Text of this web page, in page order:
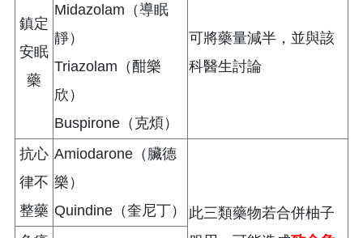
鎮定
安眠
藥
Midazolam（導眠
靜）
Triazolam（酣樂
欣）
Buspirone（克煩）
可將藥量減半，並與該
科醫生討論
抗心
律不
整藥
Amiodarone（臟德
樂）
Quindine（奎尼丁）
此三類藥物若合併柚子